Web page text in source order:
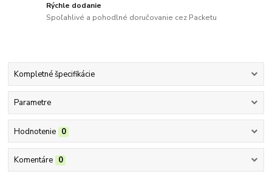
Rýchle dodanie
Spoľahlivé a pohodlné doručovanie cez Packetu
Kompletné špecifikácie
Parametre
Hodnotenie 0
Komentáre 0